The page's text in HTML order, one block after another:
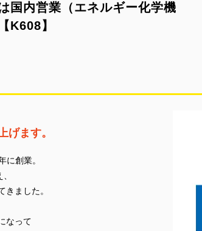
国内営業（エネルギー化学機
K608】
げます。
に創業。
ました。
なって